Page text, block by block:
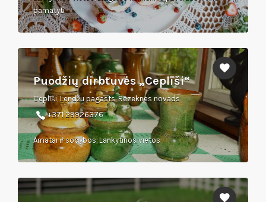
pamatyti
Puodžių dirbtuvės „Ceplīši“
Ceplīši, Lendžu pagasts, Rēzeknes novads
+371 29926376
Amatai ir sodybos, Lankytinos vietos